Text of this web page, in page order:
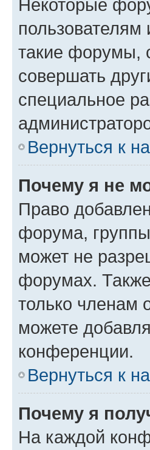
Некоторые
пользователям
такие форумы,
совершать
специальное
Вернуться к
Почему я не
Право
форума,
может не
форумах.
только членам
можете
конференции.
Вернуться к
Почему я
На каждой